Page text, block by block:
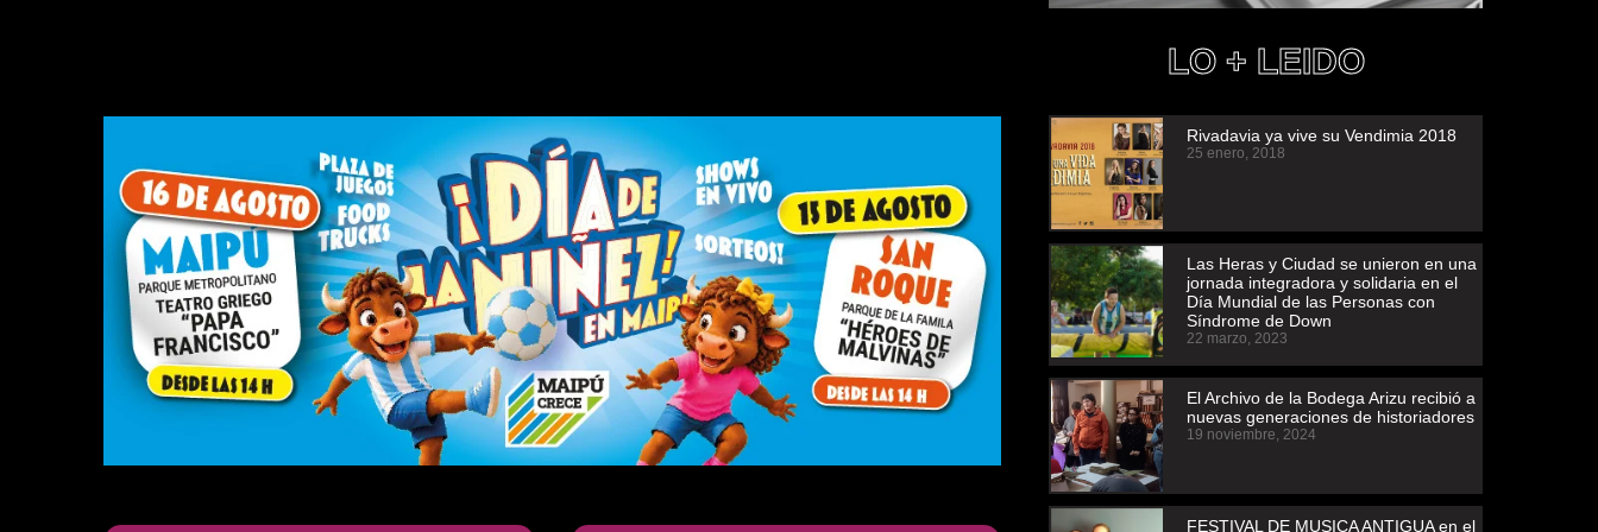
LO + LEIDO
Rivadavia ya vive su Vendimia 2018
25 enero, 2018
Las Heras y Ciudad se unieron en una
jornada integradora y solidaria en el
Día Mundial de las Personas con
Síndrome de Down
22 marzo, 2023
El Archivo de la Bodega Arizu recibió a
nuevas generaciones de historiadores
19 noviembre, 2024
FESTIVAL DE MUSICA ANTIGUA en el